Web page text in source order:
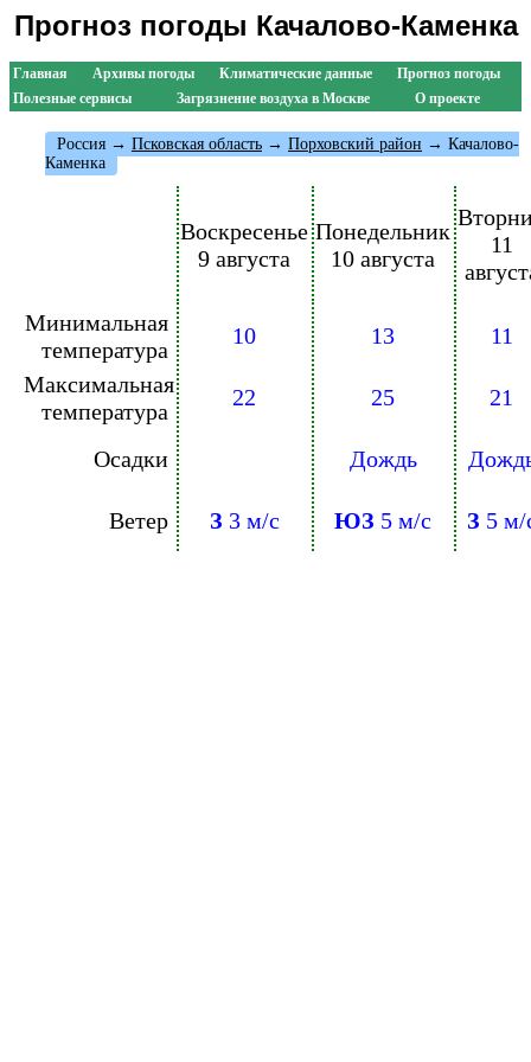
Прогноз погоды Качалово-Каменка
Главная Архивы погоды Климатические данные
Прогноз погоды
Полезные сервисы
Загрязнение воздуха в Москве О проекте
Россия → Псковская область → Порховский район → Качалово-
Каменка
Воскресенье
9 августа
Понедельник
10 августа
11
Минимальная
температура
10 13
11
Максимальная
температура
22 25 21
Осадки Дождь
Ветер З 3 м/с ЮЗ 5 м/с З 5 м/